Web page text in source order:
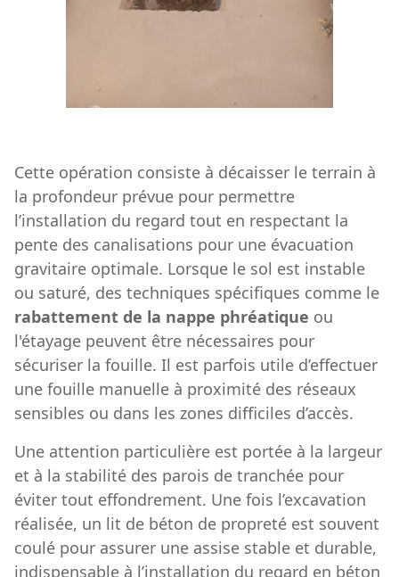
Cette opération consiste à décaisser le terrain à
la profondeur prévue pour permettre
l’installation du regard tout en respectant la
pente des canalisations pour une évacuation
gravitaire optimale. Lorsque le sol est instable
ou saturé, des techniques spécifiques comme le
rabattement de la nappe phréatique ou
l'étayage peuvent être nécessaires pour
sécuriser la fouille. Il est parfois utile d’effectuer
une fouille manuelle à proximité des réseaux
sensibles ou dans les zones difficiles d’accès.
Une attention particulière est portée à la largeur
et à la stabilité des parois de tranchée pour
éviter tout effondrement. Une fois l’excavation
réalisée, un lit de béton de propreté est souvent
coulé pour assurer une assise stable et durable,
indispensable à l’installation du regard en béton